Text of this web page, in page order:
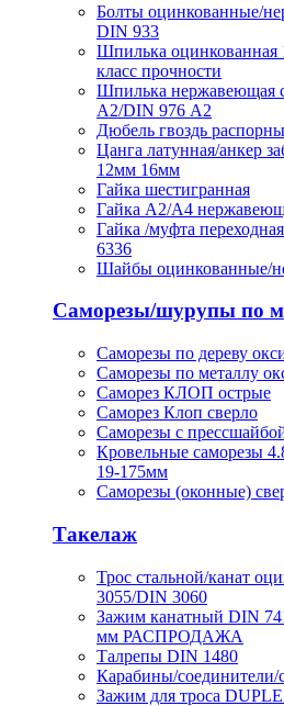
Болты оцинкованные/
DIN 933
Шпилька оцинкованная
класс прочности
Шпилька нержавеющая
A2/DIN 976 А2
Дюбель гвоздь
Цанга латунная/анкер
12мм 16мм
Гайка шестигранная
Гайка А2/А4
Гайка /муфта
6336
Шайбы оцинкованные/
Саморезы/шурупы по
Саморезы по дереву
Саморезы по металлу
Саморез КЛОП острые
Саморез Клоп сверло
Саморезы с
Кровельные саморезы
19-175мм
Саморезы (оконные)
Такелаж
Трос стальной/канат
3055/DIN 3060
Зажим канатный DIN
мм РАСПРОДАЖА
Талрепы DIN 1480
Карабины/соединители/
Зажим для троса